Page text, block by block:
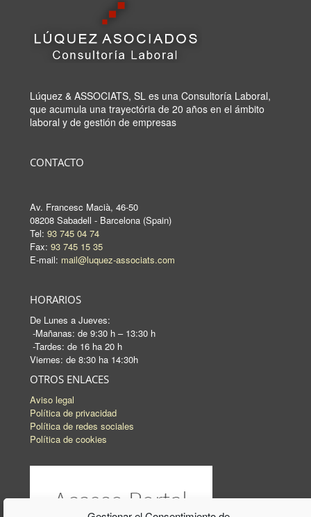
Lúquez & ASSOCIATS, SL es una Consultoría Laboral,
que acumula una trayectória de 20 años en el ámbito
laboral y de gestión de empresas
CONTACTO
Av. Francesc Macià, 46-50
08208 Sabadell - Barcelona (Spain)
Tel: 93 745 04 74
Fax: 93 745 15 35
E-mail: mail@luquez-associats.com
HORARIOS
De Lunes a Jueves:
-Mañanas: de 9:30 h – 13:30 h
-Tardes: de 16 ha 20 h
Viernes: de 8:30 ha 14:30h
OTROS ENLACES
Aviso legal
Política de privacidad
Política de redes sociales
Política de cookies